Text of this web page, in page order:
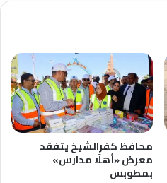
محافظ كفرالشيخ يتفقد
معرض «أهلًا مدارس»
بمطوبس